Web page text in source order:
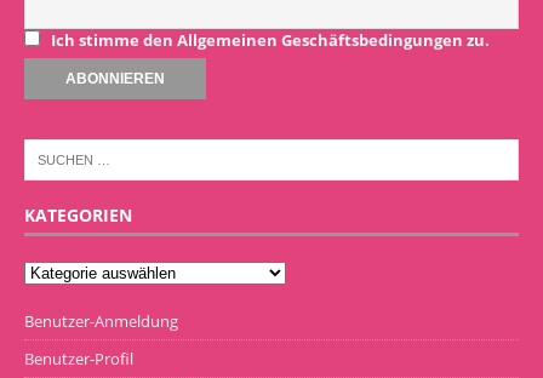
Ich stimme den Allgemeinen Geschäftsbedingungen zu.
KATEGORIEN
Benutzer-Anmeldung
Benutzer-Profil